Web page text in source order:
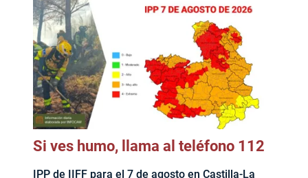
Si ves humo, llama al teléfono 112
IPP de IIFF para el 7 de agosto en Castilla-La